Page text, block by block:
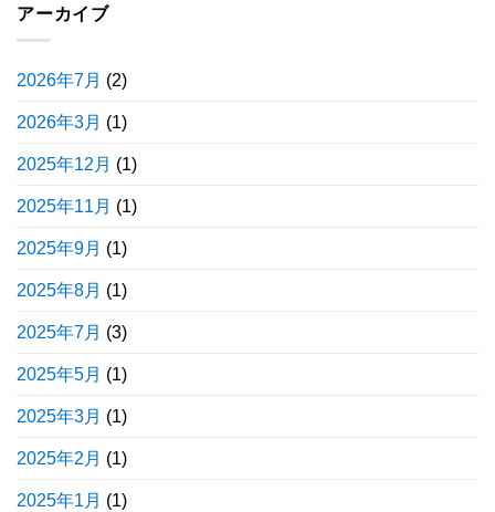
アーカイブ
2026年7月 (2)
2026年3月 (1)
2025年12月 (1)
2025年11月 (1)
2025年9月 (1)
2025年8月 (1)
2025年7月 (3)
2025年5月 (1)
2025年3月 (1)
2025年2月 (1)
2025年1月 (1)